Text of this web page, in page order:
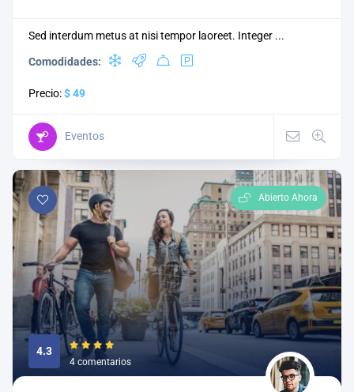
Sed interdum metus at nisi tempor laoreet. Integer ...
Comodidades:
Precio:$ 49
Eventos
Abierto Ahora
4.3
4 comentarios